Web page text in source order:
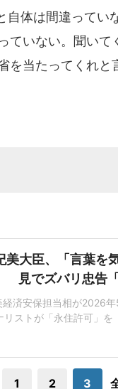
自体は間違って
いない。聞いて
を当たってくれ
美大臣、「言葉を
見でズバリ忠告
経済安保担当相が2026
リストが「永住許可」を
許可であるということ
面があった。「永住権
てですが」と
1 2 3